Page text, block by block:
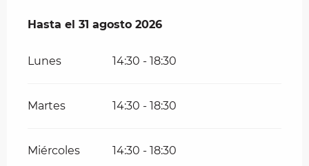
Del1 julio 2026al31 agosto 2026
Hasta el 31 agosto 2026
Lunes 14:30 - 18:30
Martes 14:30 - 18:30
Miércoles 14:30 - 18:30